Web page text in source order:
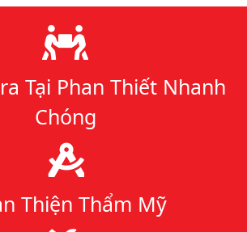
tôi
Tại Phan Thiết Nhanh
Chóng
Thiện Thẩm Mỹ